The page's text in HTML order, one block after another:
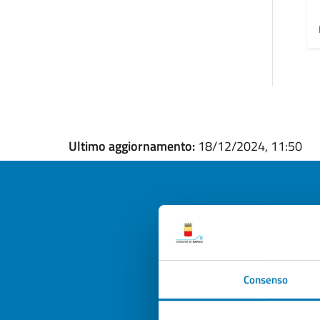
Consenso
Ultimo aggiornamento: 18/12/2024, 11:50
Valuta la